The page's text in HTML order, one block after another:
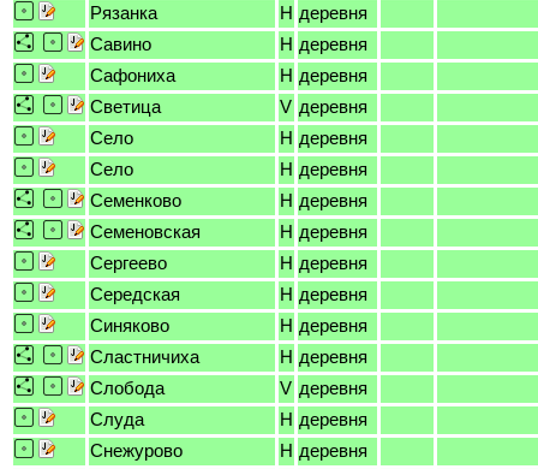
Рязанка
H деревня
Савино
H деревня
Сафониха
H деревня
Светица
V деревня
Село
H деревня
Село
H деревня
Семенково
H деревня
Семеновская
H деревня
Сергеево
H деревня
Середская
H деревня
Синяково
H деревня
Сластничиха
H деревня
Слобода
V деревня
Слуда
H деревня
Снежурово
H деревня